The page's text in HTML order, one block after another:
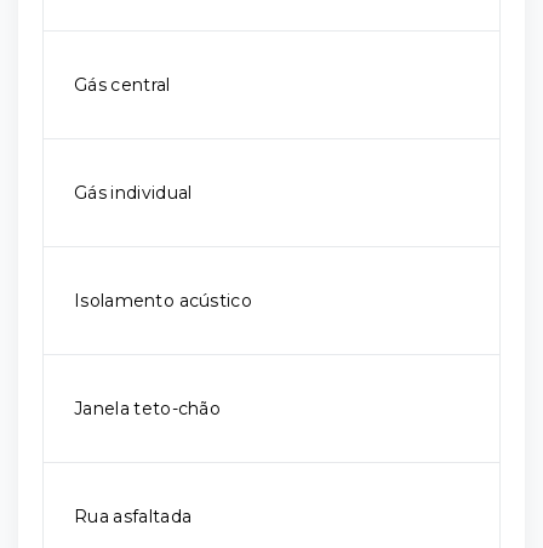
Gás central
Gás individual
Isolamento acústico
Janela teto-chão
Rua asfaltada